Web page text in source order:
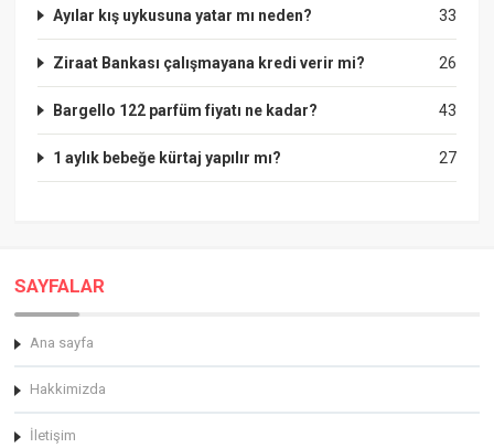
33
Ayılar kış uykusuna yatar mı neden?
26
Ziraat Bankası çalışmayana kredi verir mi?
43
Bargello 122 parfüm fiyatı ne kadar?
27
1 aylık bebeğe kürtaj yapılır mı?
SAYFALAR
Ana sayfa
Hakkimizda
İletişim